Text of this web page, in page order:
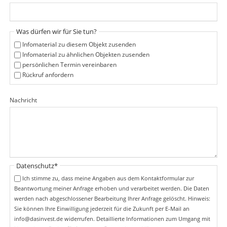
t
f
i
c Was dürfen wir für Sie tun?
Infomaterial zu diesem Objekt zusenden
Infomaterial zu ähnlichen Objekten zusenden
persönlichen Termin vereinbaren
Rückruf anfordern
Nachricht
Pflichtfeld
Datenschutz*
Ich stimme zu, dass meine Angaben aus dem Kontaktformular zur
Beantwortung meiner Anfrage erhoben und verarbeitet werden. Die Daten
werden nach abgeschlossener Bearbeitung Ihrer Anfrage gelöscht. Hinweis:
Sie können Ihre Einwilligung jederzeit für die Zukunft per E-Mail an
info@dasinvest.de widerrufen. Detaillierte Informationen zum Umgang mit